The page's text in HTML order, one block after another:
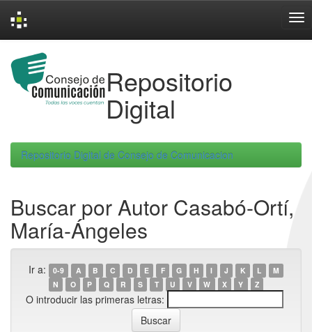
navigation
Repositorio
Digital
Repositorio Digital de Consejo de Comunicacion
Buscar por Autor Casabó-Ortí,
María-Ángeles
Ir a: 0-9 A B C D E F G H I J K L
M
N
O P Q R S T U V W X Y Z
O introducir las primeras letras: